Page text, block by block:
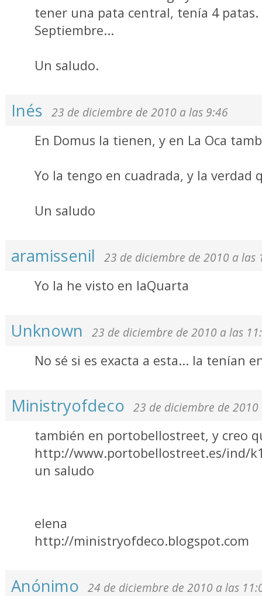
tener una pata central, tenía 4 patas.
Septiembre...
Un saludo.
Inés 23 de diciembre de 2010 a las 9:46
En Domus la tienen, y en La Oca
Yo la tengo en cuadrada, y la verdad
Un saludo
aramissenil 23 de diciembre de 2010 a las
Yo la he visto en laQuarta
Unknown 23 de diciembre de 2010 a las
No sé si es exacta a esta... la tenían
Ministryofdeco 23 de diciembre de 2010
también en portobellostreet, y creo
http://www.portobellostreet.es/ind/
un saludo
elena
http://ministryofdeco.blogspot.com
Anónimo 24 de diciembre de 2010 a las